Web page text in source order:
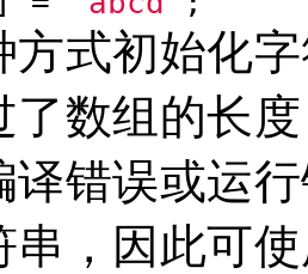
式初始化
了数组的长
译错误或运
串，因此可